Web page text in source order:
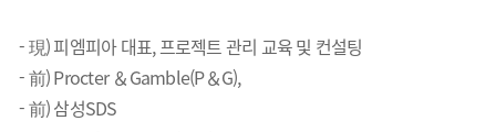
- 現) 피엠피아 대표, 프로젝트 관리 교육 및 컨설팅
- 前) Procter ＆Gamble(P＆G),
- 前) 삼성SDS